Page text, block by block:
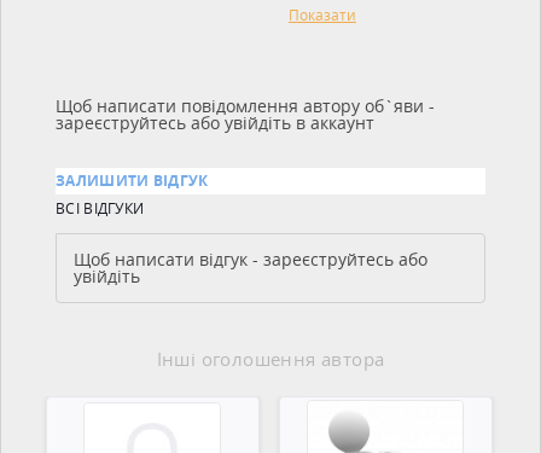
Показати
Щоб написати повідомлення автору об`яви -
зареєструйтесь або увійдіть в аккаунт
ЗАЛИШИТИ ВІДГУК
ВСІ ВІДГУКИ
Щоб написати відгук - зареєструйтесь або
увійдіть
Інші оголошення автора